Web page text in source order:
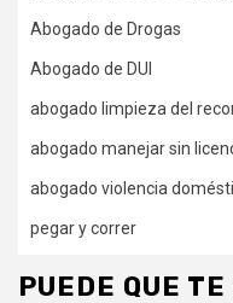
Abogado de Drogas
Abogado de DUI
abogado limpieza del
abogado manejar sin
abogado violencia
pegar y correr
PUEDE QUE